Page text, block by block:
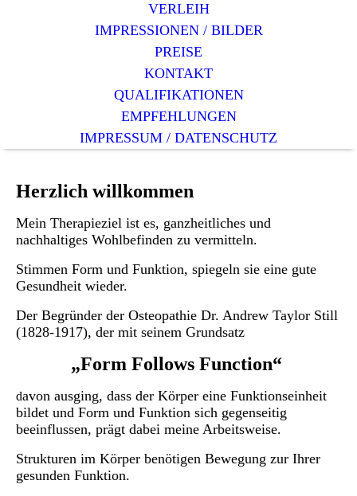
VERLEIH
IMPRESSIONEN / BILDER
PREISE
KONTAKT
QUALIFIKATIONEN
EMPFEHLUNGEN
IMPRESSUM / DATENSCHUTZ
Herzlich willkommen
Mein Therapieziel ist es, ganzheitliches und
nachhaltiges Wohlbefinden zu vermitteln.
Stimmen Form und Funktion, spiegeln sie eine gute
Gesundheit wieder.
Der Begründer der Osteopathie Dr. Andrew Taylor Still
(1828-1917), der mit seinem Grundsatz
„Form Follows Function“
davon ausging, dass der Körper eine Funktionseinheit
bildet und Form und Funktion sich gegenseitig
beeinflussen, prägt dabei meine Arbeitsweise.
Strukturen im Körper benötigen Bewegung zur Ihrer
gesunden Funktion.